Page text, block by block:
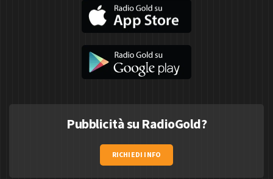
Pubblicità su RadioGold?
RICHIEDI INFO